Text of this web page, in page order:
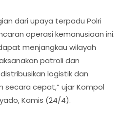
dari upaya terpadu Polri
operasi kemanusiaan ini.
menjangkau wilayah
patroli dan
logistik dan
cepat,” ujar Kompol
Kamis (24/4).